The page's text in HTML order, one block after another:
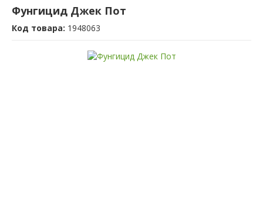
Фунгицид Джек Пот
Код товара: 1948063